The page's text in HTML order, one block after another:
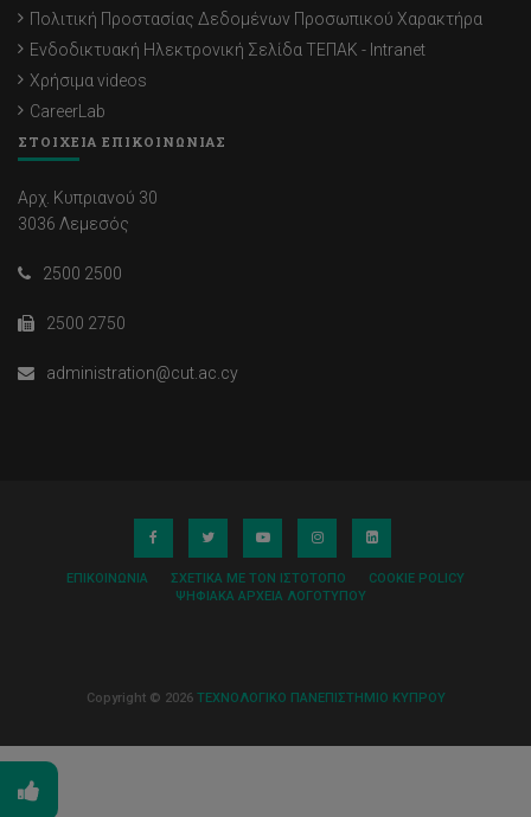
Πολιτική Προστασίας Δεδομένων Προσωπικού Χαρακτήρα
Ενδοδικτυακή Ηλεκτρονική Σελίδα ΤΕΠΑΚ - Intranet
Χρήσιμα videos
CareerLab
ΣΤΟΙΧΕΙΑ ΕΠΙΚΟΙΝΩΝΙΑΣ
Αρχ. Κυπριανού 30
3036 Λεμεσός
2500 2500
2500 2750
administration@cut.ac.cy
ΕΠΙΚΟΙΝΩΝΊΑ ΣΧΕΤΙΚΆ ΜΕ ΤΟΝ ΙΣΤΌΤΟΠΟ
COOKIE POLICY
ΨΗΦΙΑΚΆ ΑΡΧΕΊΑ ΛΟΓΌΤΥΠΟΥ
Copyright © 2026 ΤΕΧΝΟΛΟΓΙΚΟ ΠΑΝΕΠΙΣΤΗΜΙΟ ΚΥΠΡΟΥ